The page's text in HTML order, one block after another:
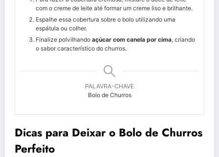
com o creme de leite até formar um creme liso e brilhante.
Espalhe essa cobertura sobre o bolo utilizando uma
espátula ou colher.
Finalize polvilhando açúcar com canela por cima, criando
o sabor característico do churros.
PALAVRA-CHAVE
Bolo de Churros
Dicas para Deixar o Bolo de Churros
Perfeito